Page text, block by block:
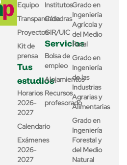
Equipo
Transparencia
Proyectos
Kit de
prensa
Tus
estudios
Horarios
2026-
2027
Calendario
Exámenes
2026-
2027
Institutos
Cátedras
GIR/UIC
Servicios
Bolsa de
empleo
Alojamientos
Recursos
profesorado
Grado en
Ingeniería
Agrícola y
del Medio
Rural
Grado en
Ingeniería
de las
Industrias
Agrarias y
Alimentarias
Grado en
Ingeniería
Forestal y
del Medio
Natural